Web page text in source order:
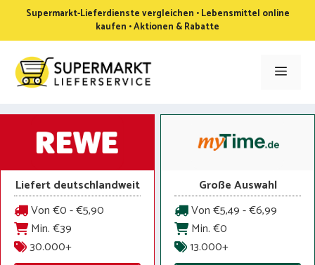
springen
Supermarkt-Lieferdienste vergleichen • Lebensmittel online
kaufen • Aktionen & Rabatte
Menü
Liefert deutschlandweit
Von €0 - €5,90
Min. €39
30.000+
Große Auswahl
Von €5,49 - €6,99
Min. €0
13.000+